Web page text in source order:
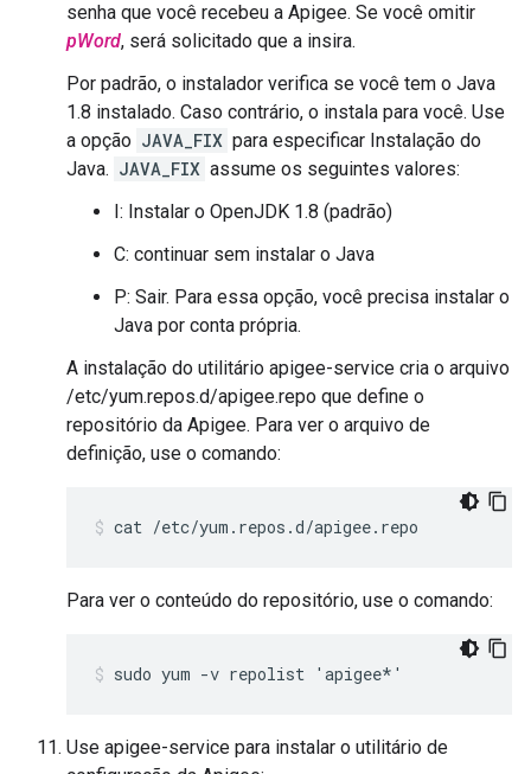
senha que você recebeu a Apigee. Se você omitir
pWord, será solicitado que a insira.
Por padrão, o instalador verifica se você tem o Java
1.8 instalado. Caso contrário, o instala para você. Use
a opção JAVA_FIX para especificar Instalação do
Java. JAVA_FIX assume os seguintes valores:
I: Instalar o OpenJDK 1.8 (padrão)
C: continuar sem instalar o Java
P: Sair. Para essa opção, você precisa instalar o
Java por conta própria.
A instalação do utilitário apigee-service cria o arquivo
/etc/yum.repos.d/apigee.repo que define o
repositório da Apigee. Para ver o arquivo de
definição, use o comando:
cat /etc/yum.repos.d/apigee.repo
Para ver o conteúdo do repositório, use o comando:
sudo yum -v repolist 'apigee*'
Use apigee-service para instalar o utilitário de